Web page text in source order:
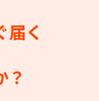
届く
？